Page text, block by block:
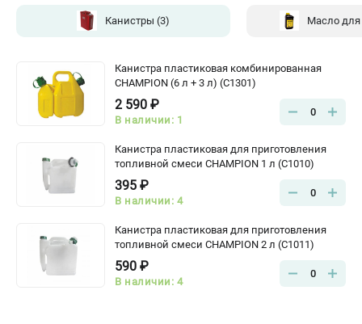
Канистры (3) Масло для
Канистра пластиковая комбинированная
CHAMPION (6 л + 3 л) (C1301)
2 590 ₽
В наличии: 1
0
Канистра пластиковая для приготовления
топливной смеси CHAMPION 1 л (C1010)
395 ₽
В наличии: 4
0
Канистра пластиковая для приготовления
топливной смеси CHAMPION 2 л (C1011)
590 ₽
В наличии: 4
0